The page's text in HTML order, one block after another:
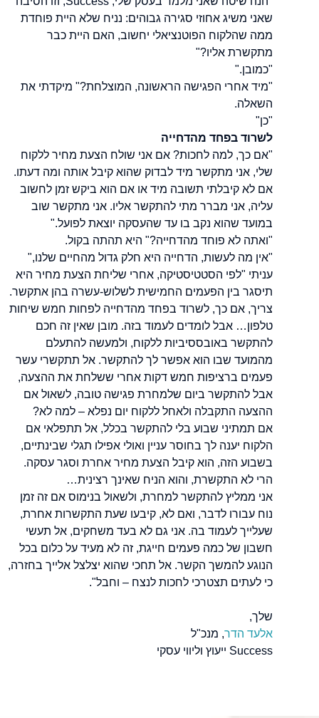
שאני משיג אחוזי סגירה גבוהים: נניח שלא היית פוחדת
ממה שהלקוח הפוטנציאלי יחשוב, האם היית כבר
מתקשרת אליו?"
"כמובן."
"מיד אחרי הפגישה הראשונה, המוצלחת?" מיקדתי את
השאלה.
"כן"
לשרוד בפחד מהדחייה
"אם כך, למה לחכות? אם אני שולח הצעת מחיר ללקוח
שלי, אני מתקשר מיד לבדוק שהוא קיבל אותה ומה דעתו.
אם לא קיבלתי תשובה מיד או אם הוא ביקש זמן לחשוב
עליה, אני מברר מתי להתקשר אליו. אני מתקשר שוב
במועד שהוא נקב בו עד שהעסקה יוצאת לפועל."
"ואתה לא פוחד מהדחייה?" היא תהתה בקול.
"אין מה לעשות, הדחייה היא חלק גדול מהחיים שלנו,"
עניתי "לפי הסטטיסטיקה, אחרי שליחת הצעת מחיר היא
תיסגר בין הפעמים החמישית לשלוש-עשרה בהן אתקשר.
צריך, אם כך, לשרוד בפחד מהדחייה לפחות חמש שיחות
טלפון… אבל לומדים לעמוד בזה. מובן שאין זה חכם
להתקשר באובססיביות ללקוח, ולמעשה להתעלם
מהמועד שבו הוא אפשר לך להתקשר. אל תתקשרי עשר
פעמים ברציפות חמש דקות אחרי ששלחת את ההצעה,
אבל להתקשר ביום שלמחרת פגישה טובה, לשאול אם
ההצעה התקבלה ולאחל ללקוח יום נפלא – למה לא?
אם תמתיני שבוע בלי להתקשר בכלל, אל תתפלאי אם
הלקוח יענה לך בחוסר עניין ואולי אפילו תגלי שבינתיים,
בשבוע הזה, הוא קיבל הצעת מחיר אחרת וסגר עסקה.
הרי לא התקשרת, והוא הניח שאינך רצינית…
אני ממליץ להתקשר למחרת, ולשאול בנימוס אם זה זמן
נוח עבורו לדבר, ואם לא, קיבעו שעת התקשרות אחרת,
שעלייך לעמוד בה. אני גם לא בעד משחקים, אל תעשי
חשבון של כמה פעמים חייגת, זה לא מעיד על כלום בכל
הנוגע להמשך הקשר. אל תחכי שהוא יצלצל אלייך בחזרה,
כי לעתים תצטרכי לחכות לנצח – וחבל".
שלך,
אלעד הדר, מנכ"ל
Success ייעוץ וליווי עסקי